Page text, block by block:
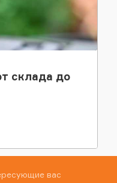
склада до
вас